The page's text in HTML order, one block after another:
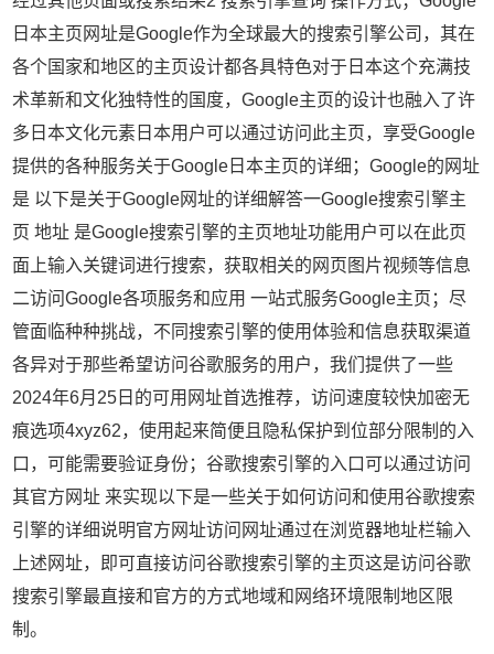
日本主页网址是Google作为全球最大的搜索引擎公司，其在
各个国家和地区的主页设计都各具特色对于日本这个充满技
术革新和文化独特性的国度，Google主页的设计也融入了许
多日本文化元素日本用户可以通过访问此主页，享受Google
提供的各种服务关于Google日本主页的详细；Google的网址
是 以下是关于Google网址的详细解答一Google搜索引擎主
页 地址 是Google搜索引擎的主页地址功能用户可以在此页
面上输入关键词进行搜索，获取相关的网页图片视频等信息
二访问Google各项服务和应用 一站式服务Google主页；尽
管面临种种挑战，不同搜索引擎的使用体验和信息获取渠道
各异对于那些希望访问谷歌服务的用户，我们提供了一些
2024年6月25日的可用网址首选推荐，访问速度较快加密无
痕选项4xyz62，使用起来简便且隐私保护到位部分限制的入
口，可能需要验证身份；谷歌搜索引擎的入口可以通过访问
其官方网址 来实现以下是一些关于如何访问和使用谷歌搜索
引擎的详细说明官方网址访问网址通过在浏览器地址栏输入
上述网址，即可直接访问谷歌搜索引擎的主页这是访问谷歌
搜索引擎最直接和官方的方式地域和网络环境限制地区限
制。